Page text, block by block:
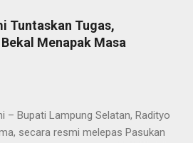
Tuntaskan Tugas,
Menapak Masa
– Bupati Lampung Selatan, Radityo
secara resmi melepas Pasukan